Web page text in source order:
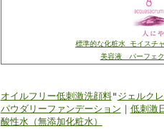
標準的な化粧水 モイスチ
美容液 パーフェ
オイルフリー低刺激洗顔料" ジェルク
パウダリーファンデーション ｜ 低刺激
酸性水（無添加化粧水）